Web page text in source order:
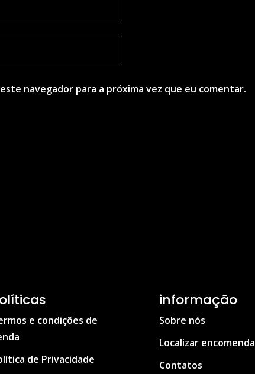
navegador para a próxima vez que eu comentar.
e condições de
de Privacidade
informação
Sobre nós
Localizar encomenda
Contatos